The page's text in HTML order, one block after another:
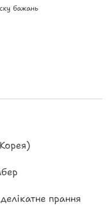
бажань
делікатне прання